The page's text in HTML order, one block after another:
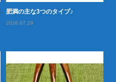
肥満の主な3つのタイプ♪
2026.07.29